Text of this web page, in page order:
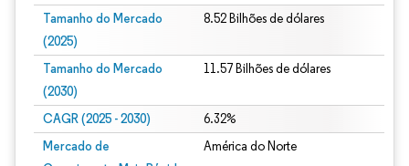
Tamanho do Mercado
(2025)
8.52 Bilhões de dólares
Tamanho do Mercado
(2030)
11.57 Bilhões de dólares
CAGR (2025 - 2030) 6.32%
Mercado de
América do Norte